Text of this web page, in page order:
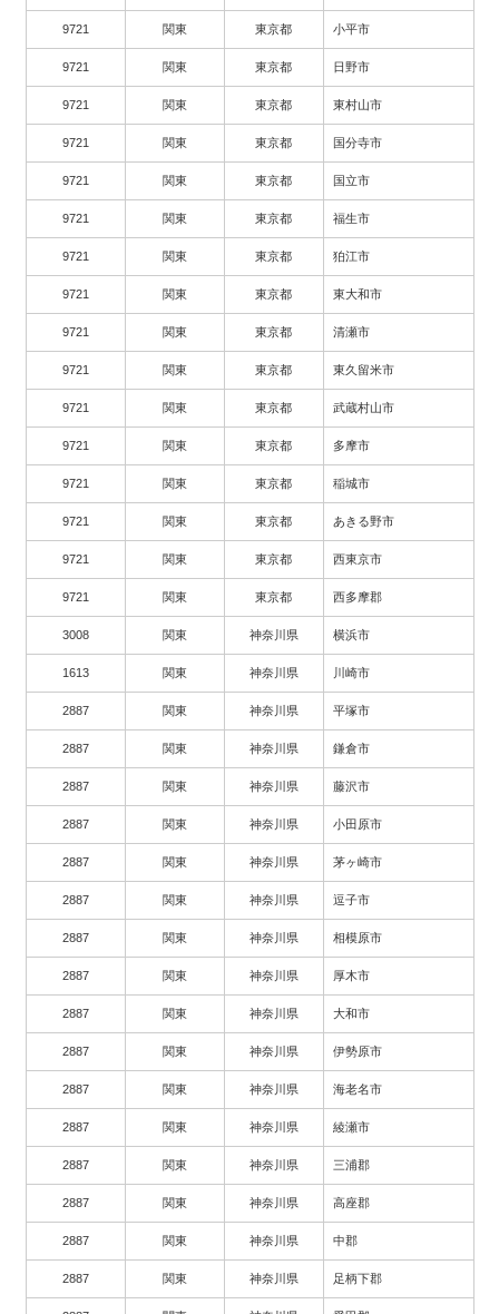
9721 関東 東京都 小平市
9721 関東 東京都 日野市
9721 関東 東京都 東村山市
9721 関東 東京都 国分寺市
9721 関東 東京都 国立市
9721 関東 東京都 福生市
9721 関東 東京都 狛江市
9721 関東 東京都 東大和市
9721 関東 東京都 清瀬市
9721 関東 東京都 東久留米市
9721 関東 東京都 武蔵村山市
9721 関東 東京都 多摩市
9721 関東 東京都 稲城市
9721 関東 東京都 あきる野市
9721 関東 東京都 西東京市
9721 関東 東京都 西多摩郡
3008 関東 神奈川県 横浜市
1613 関東 神奈川県 川崎市
2887 関東 神奈川県 平塚市
2887 関東 神奈川県 鎌倉市
2887 関東 神奈川県 藤沢市
2887 関東 神奈川県 小田原市
2887 関東 神奈川県 茅ヶ崎市
2887 関東 神奈川県 逗子市
2887 関東 神奈川県 相模原市
2887 関東 神奈川県 厚木市
2887 関東 神奈川県 大和市
2887 関東 神奈川県 伊勢原市
2887 関東 神奈川県 海老名市
2887 関東 神奈川県 綾瀬市
2887 関東 神奈川県 三浦郡
2887 関東 神奈川県 高座郡
2887 関東 神奈川県 中郡
2887 関東 神奈川県 足柄下郡